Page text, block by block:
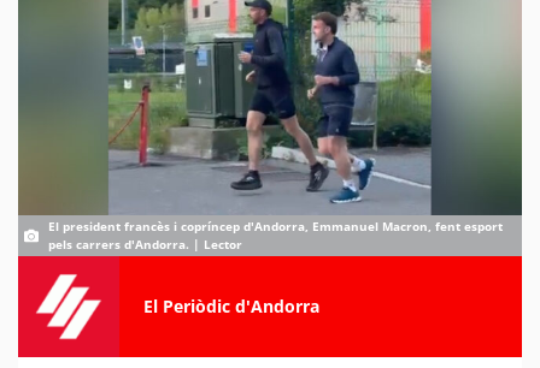
El president francès i copríncep d'Andorra, Emmanuel Macron, fent esport
pels carrers d'Andorra. | Lector
El Periòdic d'Andorra